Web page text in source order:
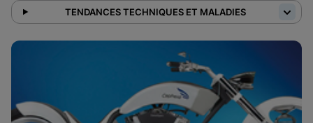
TENDANCES TECHNIQUES ET MALADIES